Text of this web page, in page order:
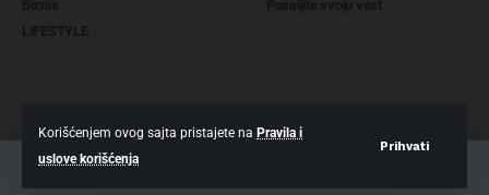
Korišćenjem ovog sajta pristajete na Pravila i
uslove korišćenja
Prihvati